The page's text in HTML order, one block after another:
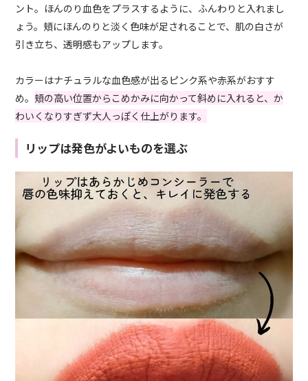
ント。ほんのり血色をプラスするように、ふんわりと入れまし
ょう。頬にほんのりと淡く色味が足されることで、肌の白さが
引き立ち、透明感もアップします。
カラーはナチュラルな血色感が出るピンク系や赤系がおすす
め。 頬の高い位置からこめかみに向かって斜めに入れると、か
わいくなりすぎず大人っぽく仕上がります。
リップは発色がよいものを選ぶ